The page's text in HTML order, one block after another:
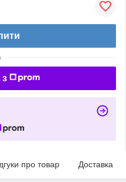
з
про товар Доставка